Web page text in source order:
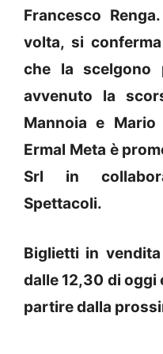
Francesco
volta, si
che la
avvenuto la
Mannoia e
Ermal Meta è
Srl in
Spettacoli.
Biglietti in
dalle 12,30 di
partire dalla